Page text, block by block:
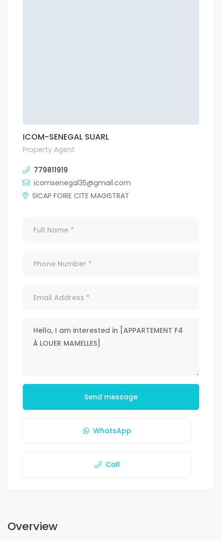
ICOM-SENEGAL SUARL
Property Agent
779811919
icomsenegal35@gmail.com
SICAP FOIRE CITE MAGISTRAT
Send message
WhatsApp
Call
Overview